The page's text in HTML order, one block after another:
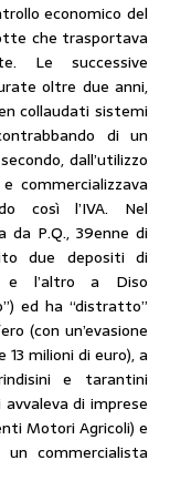
economico del
che trasportava
Le successive
oltre due anni,
collaudati sistemi
di un
dall’utilizzo
commercializzava
così l’IVA. Nel
da P.Q., 39enne di
due depositi di
e l’altro a Diso
ed ha “distratto”
(con un’evasione
milioni di euro), a
e tarantini
di imprese
Motori Agricoli) e
commercialista